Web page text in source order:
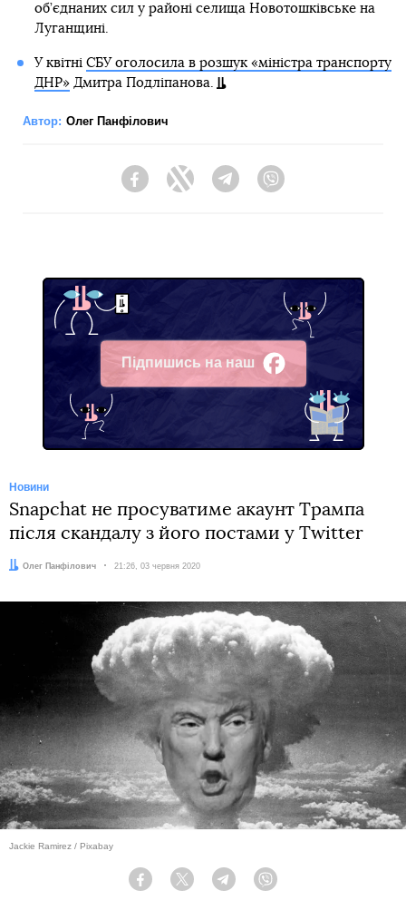
об’єднаних сил у районі селища Новотошківське на
Луганщині.
У квітні СБУ оголосила в розшук «міністра транспорту
ДНР»Дмитра Подліпанова.
Автор: Олег Панфілович
FacebookTwitter Telegram
Підпишись на наш
Facebook
Новини
Snapchat не просуватиме акаунт Трампа
після скандалу з його постами у Twitter
Автор:
Олег Панфілович Дата:
21:26, 03 червня 2020
Jackie Ramirez / Pixabay
Facebook Twitter Telegram